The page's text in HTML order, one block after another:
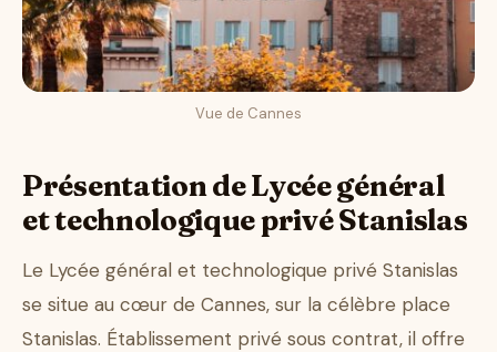
Vue de Cannes
Présentation de Lycée général
et technologique privé Stanislas
Le Lycée général et technologique privé Stanislas
se situe au cœur de Cannes, sur la célèbre place
Stanislas. Établissement privé sous contrat, il offre